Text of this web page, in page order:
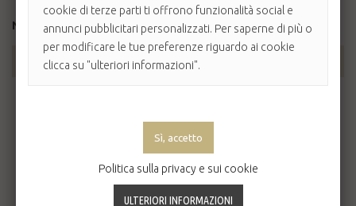
Non disponibile
AGGIUNGI AL CARRELLO
cookie di terze parti ti offrono funzionalità social e
annunci pubblicitari personalizzati. Per saperne di più o
per modificare le tue preferenze riguardo ai cookie
clicca su "ulteriori informazioni".
Politica sulla privacy e sui cookie